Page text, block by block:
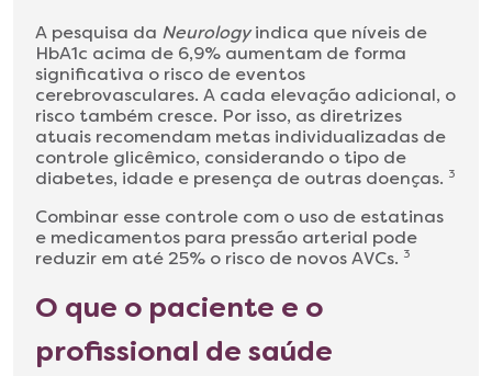
A pesquisa da Neurologyindica que níveis de
HbA1c acima de 6,9% aumentam de forma
significativa o risco de eventos
cerebrovasculares. A cada elevação adicional, o
risco também cresce. Por isso, as diretrizes
atuais recomendam metas individualizadas de
controle glicêmico, considerando o tipo de
diabetes, idade e presença de outras doenças. 3
Combinar esse controle com o uso de estatinas
e medicamentos para pressão arterial pode
reduzir em até 25% o risco de novos AVCs. 3
O que o paciente e o
profissional de saúde